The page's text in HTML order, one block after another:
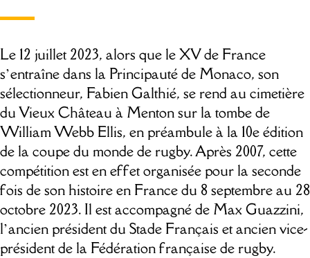
Le 12 juillet 2023, alors que le XV de France
s’entraîne dans la Principauté de Monaco, son
sélectionneur, Fabien Galthié, se rend au cimetière
du Vieux Château à Menton sur la tombe de
William Webb Ellis, en préambule à la 10e édition
de la coupe du monde de rugby. Après 2007, cette
compétition est en effet organisée pour la seconde
fois de son histoire en France du 8 septembre au 28
octobre 2023. Il est accompagné de Max Guazzini,
l’ancien président du Stade Français et ancien vice-
président de la Fédération française de rugby.